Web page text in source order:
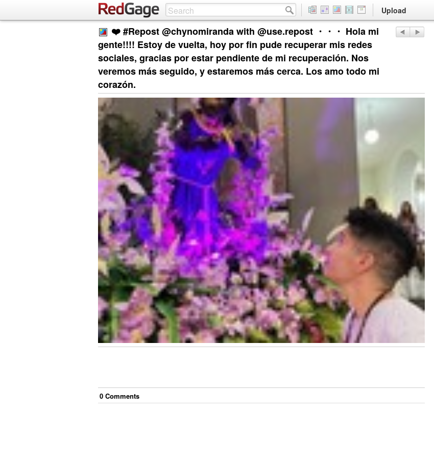
Upload
❤️ #Repost @chynomiranda with @use.repost ・・・ Hola mi
gente!!!! Estoy de vuelta, hoy por fin pude recuperar mis redes
sociales, gracias por estar pendiente de mi recuperación. Nos
veremos más seguido, y estaremos más cerca. Los amo todo mi
corazón.
0 Comments